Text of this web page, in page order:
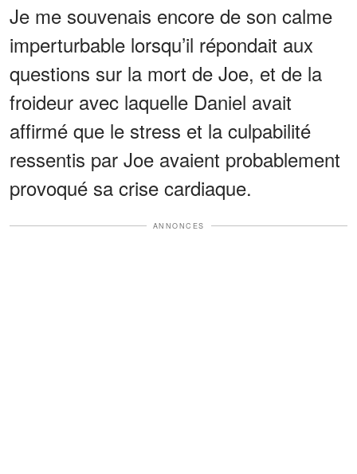
Je me souvenais encore de son calme
imperturbable lorsqu’il répondait aux
questions sur la mort de Joe, et de la
froideur avec laquelle Daniel avait
affirmé que le stress et la culpabilité
ressentis par Joe avaient probablement
provoqué sa crise cardiaque.
ANNONCES